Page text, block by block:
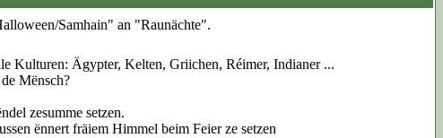
Samhain" an "Raunächte".
Kulturen: Ägypter, Kelten, Griichen, Réimer, Indianer ...
Mënsch?
zesumme setzen.
ënnert fräiem Himmel beim Feier ze setzen